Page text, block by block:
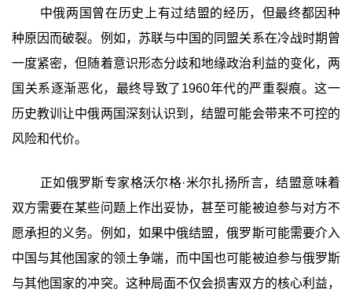
中俄两国曾在历史上有过结盟的经历，但最终都因种
种原因而破裂。例如，苏联与中国的同盟关系在冷战时期曾
一度紧密，但随着意识形态分歧和地缘政治利益的变化，两
国关系逐渐恶化，最终导致了1960年代的严重裂痕。这一
历史教训让中俄两国深刻认识到，结盟可能会带来不可控的
风险和代价。
正如俄罗斯专家格沃尔格·米尔扎扬所言，结盟意味着
双方需要在某些问题上作出妥协，甚至可能被迫参与对方不
愿承担的义务。例如，如果中俄结盟，俄罗斯可能需要介入
中国与其他国家的领土争端，而中国也可能被迫参与俄罗斯
与其他国家的冲突。这种局面不仅会损害双方的核心利益，